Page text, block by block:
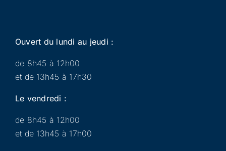
Ouvert du lundi au jeudi :
de 8h45 à 12h00
et de 13h45 à 17h30
Le vendredi :
de 8h45 à 12h00
et de 13h45 à 17h00